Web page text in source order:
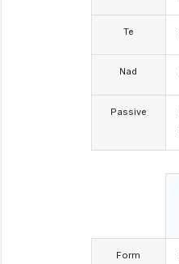
Te
Nad
Passive
Form